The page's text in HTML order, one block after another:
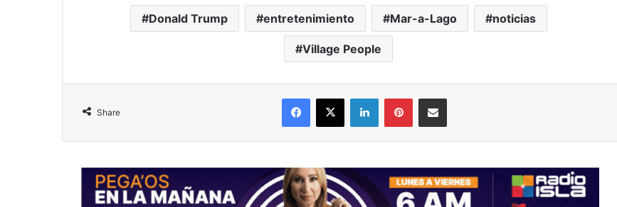
Donald Trump entretenimiento Mar-a-Lago noticias
Village People
Share
Facebook
X LinkedInPinterestShare via Email